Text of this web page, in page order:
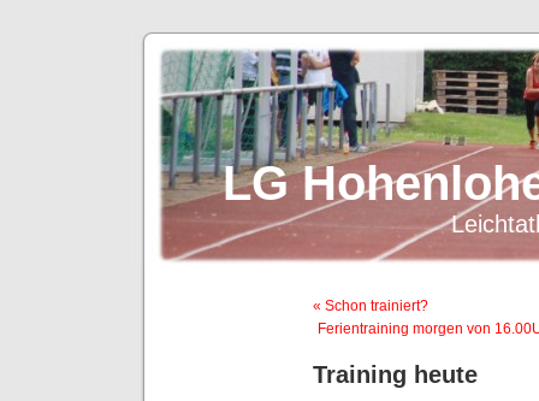
LG
« Schon trainiert?
Ferientraining morgen von
Training heute